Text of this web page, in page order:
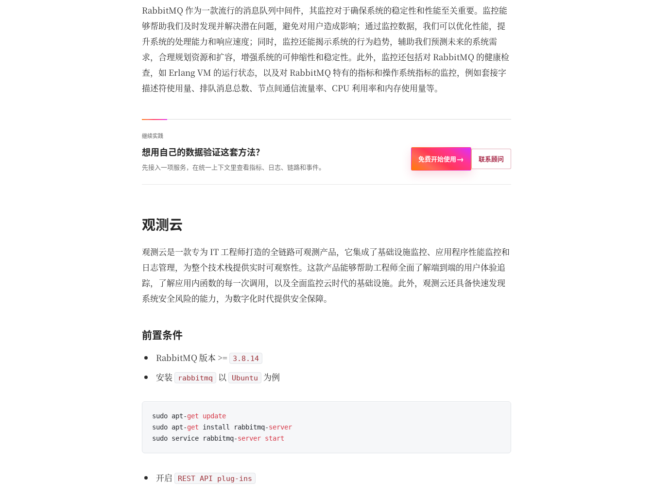
RabbitMQ 作为一款流行的消息队列中间件，其监控对于确保系统的稳定性和性能至关重要。监控能
够帮助我们及时发现并解决潜在问题，避免对用户造成影响；通过监控数据，我们可以优化性能，提
升系统的处理能力和响应速度；同时，监控还能揭示系统的行为趋势，辅助我们预测未来的系统需
求，合理规划资源和扩容，增强系统的可伸缩性和稳定性。此外，监控还包括对 RabbitMQ 的健康检
查，如 Erlang VM 的运行状态，以及对 RabbitMQ 特有的指标和操作系统指标的监控，例如套接字
描述符使用量、排队消息总数、节点间通信流量率、CPU 利用率和内存使用量等。
继续实践
想用自己的数据验证这套方法？
先接入一项服务，在统一上下文里查看指标、日志、链路和事件。
免费开始使用→ 联系顾问
观测云
观测云是一款专为 IT 工程师打造的全链路可观测产品，它集成了基础设施监控、应用程序性能监控和
日志管理，为整个技术栈提供实时可观察性。这款产品能够帮助工程师全面了解端到端的用户体验追
踪，了解应用内函数的每一次调用，以及全面监控云时代的基础设施。此外，观测云还具备快速发现
系统安全风险的能力，为数字化时代提供安全保障。
前置条件
RabbitMQ 版本 >= 3.8.14
安装 rabbitmq 以 Ubuntu 为例
sudo apt-get
update
sudo apt-get install rabbitmq-server
sudo service rabbitmq-server start
开启 REST API plug-ins